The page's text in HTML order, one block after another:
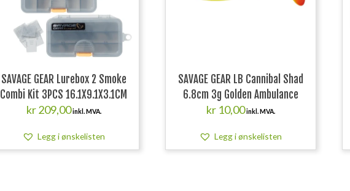
SAVAGE GEAR Lurebox 2 Smoke
Combi Kit 3PCS 16.1X9.1X3.1CM
kr209,00 inkl. MVA.
Legg i ønskelisten
SAVAGE GEAR LB Cannibal Shad
6.8cm 3g Golden Ambulance
kr10,00inkl. MVA.
Legg i ønskelisten